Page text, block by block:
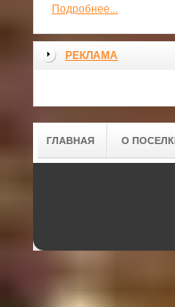
Подробнее...
РЕКЛАМА
ГЛАВНАЯ О